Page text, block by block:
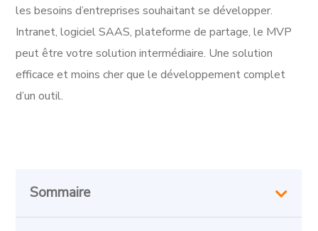
les besoins d’entreprises souhaitant se développer.
Intranet, logiciel SAAS, plateforme de partage, le MVP
peut être votre solution intermédiaire. Une solution
efficace et moins cher que le développement complet
d’un outil.
Sommaire